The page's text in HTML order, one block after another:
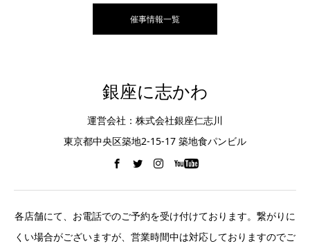
催事情報一覧
銀座に志かわ
運営会社：株式会社銀座仁志川
東京都中央区築地2-15-17 築地食パンビル
各店舗にて、お電話でのご予約を受け付けております。繋がりに
くい場合がございますが、営業時間中は対応しておりますのでご